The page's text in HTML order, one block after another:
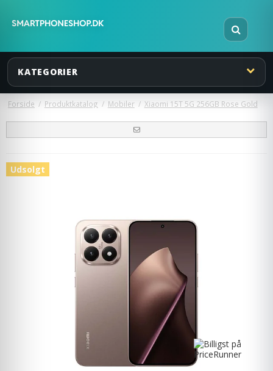
KATEGORIER
Forside / Produktkatalog / Mobiler / Xiaomi 15T 5G 256GB Rose Gold
Udsolgt